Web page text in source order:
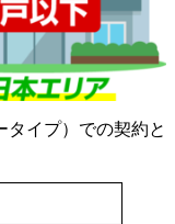
タイプ）での契約と